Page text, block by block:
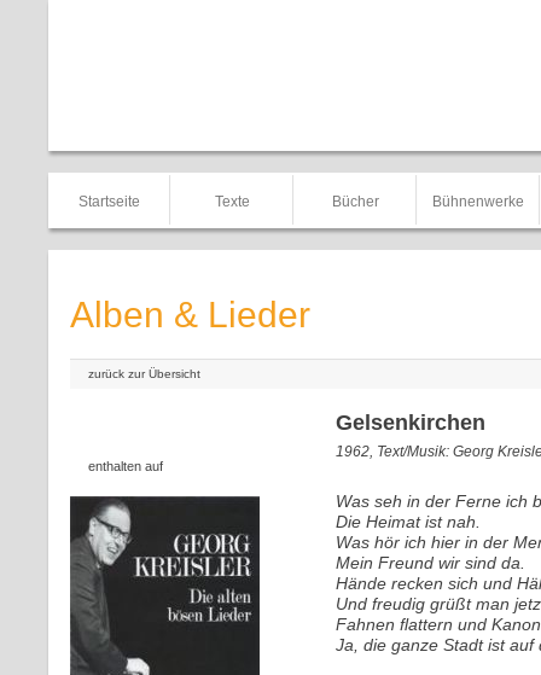
Startseite Texte Bücher Bühnenwerke
Alben & Lieder
zurück zur Übersicht
enthalten auf
Gelsenkirchen
1962, Text/Musik: Georg
Was seh in der Ferne ich
Die Heimat ist nah.
Was hör ich hier in der
Mein Freund wir sind da.
Hände recken sich und
Und freudig grüßt man
Fahnen flattern und
Ja, die ganze Stadt ist auf